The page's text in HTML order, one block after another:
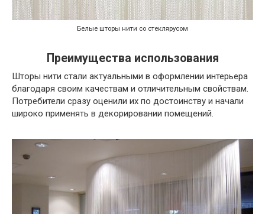
Белые шторы нити со стеклярусом
Преимущества использования
Шторы нити стали актуальными в оформлении интерьера
благодаря своим качествам и отличительным свойствам.
Потребители сразу оценили их по достоинству и начали
широко применять в декорировании помещений.